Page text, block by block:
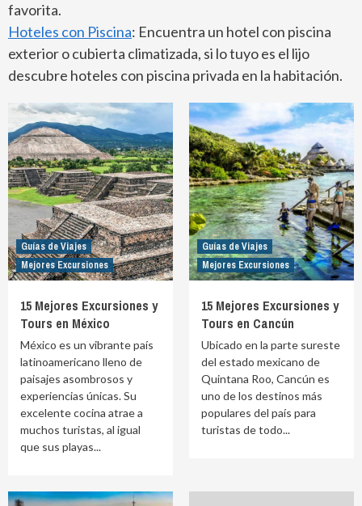
favorita.
Hoteles con Piscina: Encuentra un hotel con piscina
exterior o cubierta climatizada, si lo tuyo es el lijo
descubre hoteles con piscina privada en la habitación.
Guías de Viajes
Mejores Excursiones
15 Mejores Excursiones y
Tours en México
México es un vibrante país
latinoamericano lleno de
paisajes asombrosos y
experiencias únicas. Su
excelente cocina atrae a
muchos turistas, al igual
que sus playas...
Guías de Viajes
Mejores Excursiones
15 Mejores Excursiones y
Tours en Cancún
Ubicado en la parte sureste
del estado mexicano de
Quintana Roo, Cancún es
uno de los destinos más
populares del país para
turistas de todo...